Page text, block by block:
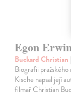
Egon
Buckard Christian
Biografii
Kische napsal její
filmař Christian